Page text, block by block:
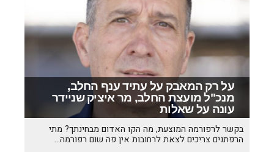
על רק המאבק על עתיד ענף החלב,
מנכ"ל מועצת החלב, מר איציק שניידר
עונה על שאלות
בקשר לרפורמה המוצעת, מה הקו האדום מבחינתך? מתי
הרפתנים צריכים לצאת לרחובות אין פה שום רפורמה…